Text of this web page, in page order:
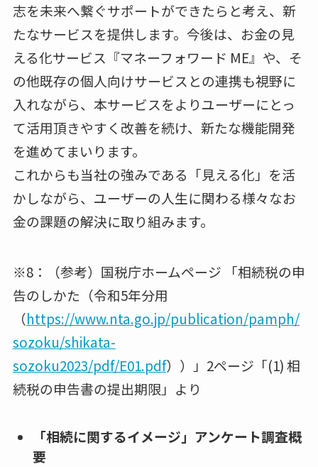
志を未来へ繋ぐサポートができたらと考え、新
たなサービスを提供します。今後は、お金の見
える化サービス『マネーフォワード ME』や、そ
の他既存の個人向けサービスとの連携も視野に
入れながら、本サービスをよりユーザーにとっ
て活用頂きやすく改善を続け、新たな機能開発
を進めてまいります。
これからも当社の強みである「見える化」を活
かしながら、ユーザーの人生に関わる様々なお
金の課題の解決に取り組みます。
※8：（参考）国税庁ホームページ 「相続税の申
告のしかた（令和5年分用
（https://www.nta.go.jp/publication/pamph/
sozoku/shikata-
sozoku2023/pdf/E01.pdf））」2ページ「(1) 相
続税の申告書の提出期限」より
「相続に関するイメージ」アンケート調査概
要